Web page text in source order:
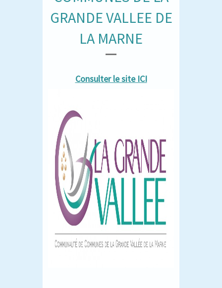
GRANDE VALLEE DE
LA MARNE
Consulter le site ICI